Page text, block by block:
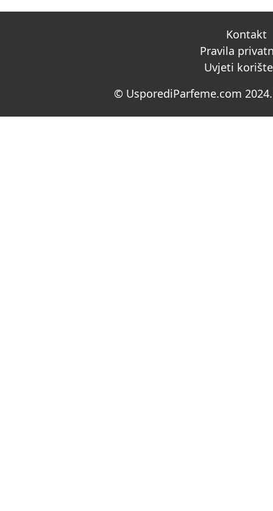
Kontakt
Pravila
Uvjeti
© UsporediParfeme.com